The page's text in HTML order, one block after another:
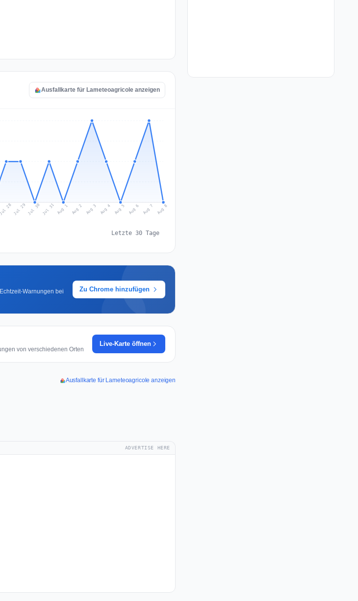
Ausfallkarte für Lameteoagricole anzeigen
Jul 28Jul 29 Jul 30 Jul 31 Aug 1 Aug 2 Aug 3 Aug 4 Aug 5 Aug 6 Aug 7 Aug 8
Letzte 30 Tage
Warnungen bei
Zu Chrome hinzufügen
von verschiedenen Orten
Live-Karte öffnen
Ausfallkarte für Lameteoagricole anzeigen
ADVERTISE HERE